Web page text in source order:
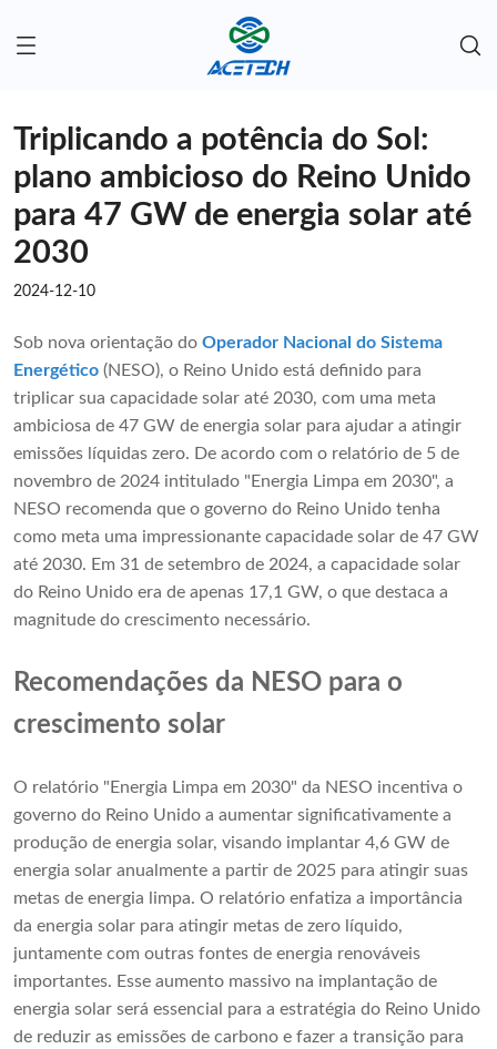
Triplicando a potência do Sol:
plano ambicioso do Reino Unido
para 47 GW de energia solar até
2030
2024-12-10
Sob nova orientação do Operador Nacional do Sistema
Energético (NESO), o Reino Unido está definido para
triplicar sua capacidade solar até 2030, com uma meta
ambiciosa de 47 GW de energia solar para ajudar a atingir
emissões líquidas zero. De acordo com o relatório de 5 de
novembro de 2024 intitulado "Energia Limpa em 2030", a
NESO recomenda que o governo do Reino Unido tenha
como meta uma impressionante capacidade solar de 47 GW
até 2030. Em 31 de setembro de 2024, a capacidade solar
do Reino Unido era de apenas 17,1 GW, o que destaca a
magnitude do crescimento necessário.
Recomendações da NESO para o
crescimento solar
O relatório "Energia Limpa em 2030" da NESO incentiva o
governo do Reino Unido a aumentar significativamente a
produção de energia solar, visando implantar 4,6 GW de
energia solar anualmente a partir de 2025 para atingir suas
metas de energia limpa. O relatório enfatiza a importância
da energia solar para atingir metas de zero líquido,
juntamente com outras fontes de energia renováveis ​​
importantes. Esse aumento massivo na implantação de
energia solar será essencial para a estratégia do Reino Unido
de reduzir as emissões de carbono e fazer a transição para